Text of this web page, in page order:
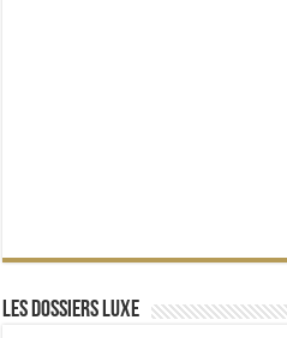
Les dossiers Luxe